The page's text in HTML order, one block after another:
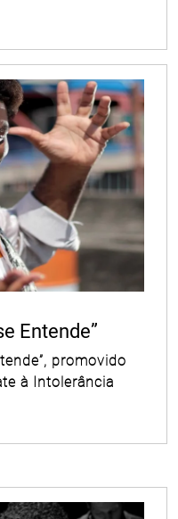
Entende”
promovido
à Intolerância